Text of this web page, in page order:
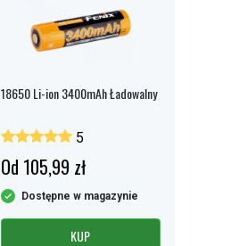
18650 Li-ion 3400mAh Ładowalny
5
Od 105,99 zł
Dostępne w magazynie
KUP